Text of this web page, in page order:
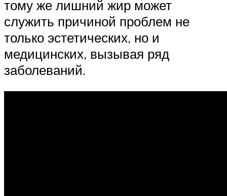
тому же лишний жир может
служить причиной проблем не
только эстетических, но и
медицинских, вызывая ряд
заболеваний.